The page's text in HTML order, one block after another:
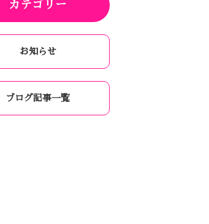
カテゴリー
お知らせ
ブログ記事一覧